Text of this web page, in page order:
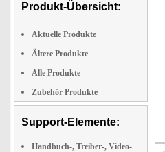
Produkt-Übersicht:
Aktuelle Produkte
Ältere Produkte
Alle Produkte
Zubehör Produkte
Support-Elemente:
Handbuch-, Treiber-, Video-